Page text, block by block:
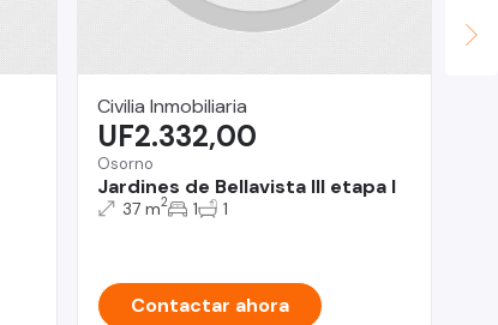
Civilia Inmobiliaria
Osorno
Jardines de Bellavista III etapa I
UF2.332,00
37 m2 1 1
Contactar ahora